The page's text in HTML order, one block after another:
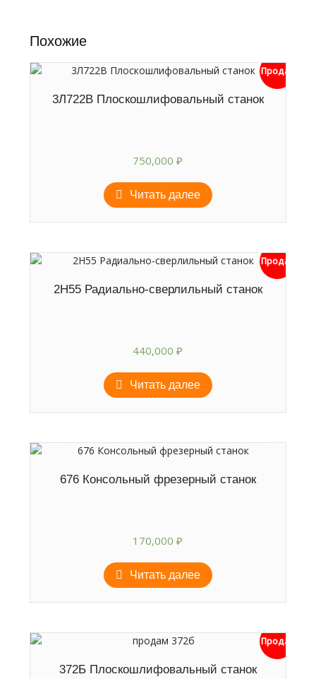
Похожие
Продан
3Л722В Плоскошлифовальный станок
750,000₽
Читать далее
Продан
2Н55 Радиально-сверлильный станок
440,000₽
Читать далее
676 Консольный фрезерный станок
170,000₽
Читать далее
Продан
372Б Плоскошлифовальный станок